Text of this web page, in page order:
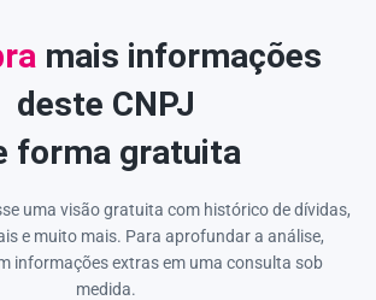
mais informações
deste CNPJ
forma gratuita
uma visão gratuita com histórico de dívidas,
e muito mais. Para aprofundar a análise,
informações extras em uma consulta sob
medida.